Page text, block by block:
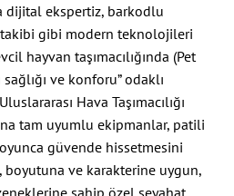
dijital ekspertiz, barkodlu
takibi gibi modern teknolojileri
hayvan taşımacılığında (Pet
sağlığı ve konforu” odaklı
Hava Taşımacılığı
tam uyumlu ekipmanlar, patili
güvende hissetmesini
boyutuna ve karakterine uygun,
sahip özel seyahat